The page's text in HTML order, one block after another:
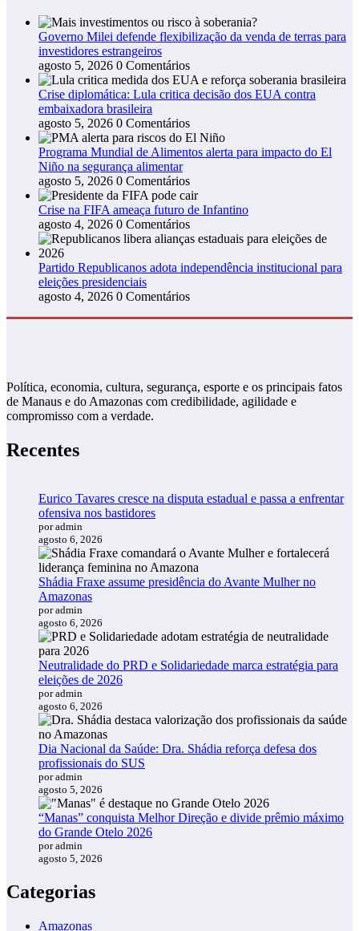
Governo Milei defende flexibilização da venda de terras para
investidores estrangeiros
agosto 5, 2026 0 Comentários
Crise diplomática: Lula critica decisão dos EUA contra
embaixadora brasileira
agosto 5, 2026 0 Comentários
Programa Mundial de Alimentos alerta para impacto do El
Niño na segurança alimentar
agosto 5, 2026 0 Comentários
Crise na FIFA ameaça futuro de Infantino
agosto 4, 2026 0 Comentários
Partido Republicanos adota independência institucional para
eleições presidenciais
agosto 4, 2026 0 Comentários
Política, economia, cultura, segurança, esporte e os principais fatos
de Manaus e do Amazonas com credibilidade, agilidade e
compromisso com a verdade.
Recentes
Eurico Tavares cresce na disputa estadual e passa a enfrentar
ofensiva nos bastidores
por admin
agosto 6, 2026
Shádia Fraxe assume presidência do Avante Mulher no
Amazonas
por admin
agosto 6, 2026
Neutralidade do PRD e Solidariedade marca estratégia para
eleições de 2026
por admin
agosto 6, 2026
Dia Nacional da Saúde: Dra. Shádia reforça defesa dos
profissionais do SUS
por admin
agosto 5, 2026
“Manas” conquista Melhor Direção e divide prêmio máximo
do Grande Otelo 2026
por admin
agosto 5, 2026
Categorias
Amazonas